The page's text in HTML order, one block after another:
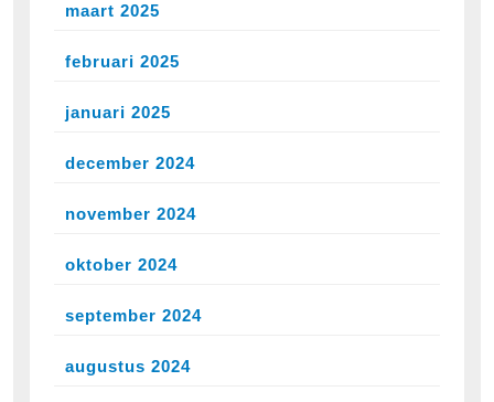
maart 2025
februari 2025
januari 2025
december 2024
november 2024
oktober 2024
september 2024
augustus 2024